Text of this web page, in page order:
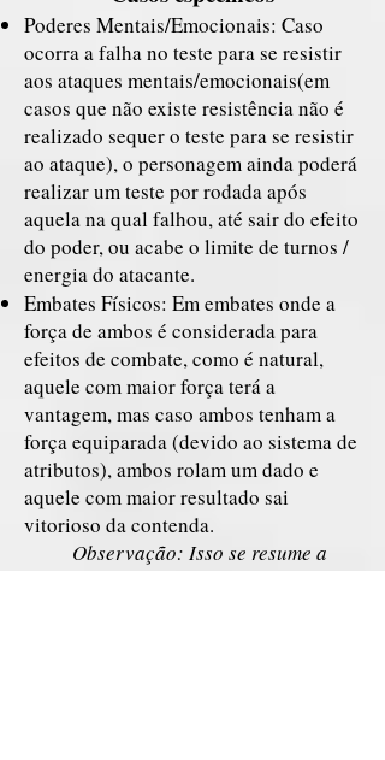
Poderes Mentais/Emocionais: Caso
ocorra a falha no teste para se resistir
aos ataques mentais/emocionais(em
casos que não existe resistência não é
realizado sequer o teste para se resistir
ao ataque), o personagem ainda poderá
realizar um teste por rodada após
aquela na qual falhou, até sair do efeito
do poder, ou acabe o limite de turnos /
energia do atacante.
Embates Físicos: Em embates onde a
força de ambos é considerada para
efeitos de combate, como é natural,
aquele com maior força terá a
vantagem, mas caso ambos tenham a
força equiparada (devido ao sistema de
atributos), ambos rolam um dado e
aquele com maior resultado sai
vitorioso da contenda.
Observação: Isso se resume a